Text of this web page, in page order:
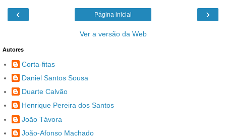
‹ ›
Página inicial
Ver a versão da Web
Autores
Corta-fitas
Daniel Santos Sousa
Duarte Calvão
Henrique Pereira dos Santos
João Távora
João-Afonso Machado